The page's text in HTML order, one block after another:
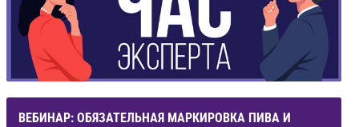
ВЕБИНАР: ОБЯЗАТЕЛЬНАЯ МАРКИРОВКА ПИВА И